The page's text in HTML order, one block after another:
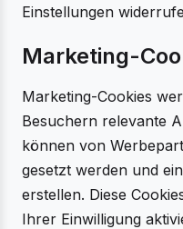
Einstellungen
Marketing-
Marketing-Cookies
Besuchern relevante
können von
gesetzt werden und
erstellen. Diese
Ihrer Einwilligung